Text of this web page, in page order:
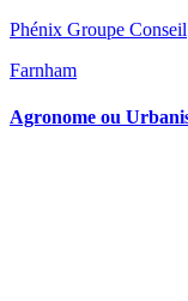
Phénix Groupe Conseil
Farnham
Agronome ou